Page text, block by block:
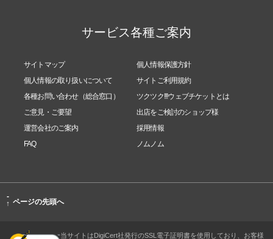
サービス各種ご案内
サイトマップ
個人情報保護方針
個人情報の取り扱いについて
サイトご利用規約
各種お問い合わせ（総合窓口）
ツクツク!!!ウェブチケットとは
ご意見・ご要望
出店をご検討のショップ様
運営会社のご案内
採用情報
FAQ
ノムノム
-
↑ ページの先頭へ
当サイトはDigiCert社発行のSSL電子証明書を使用しており、お客様